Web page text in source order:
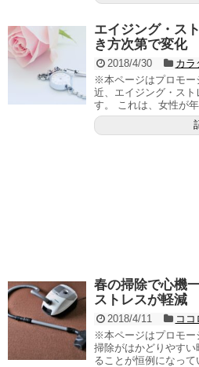
エイジング・ス
き方次第で変化
2018/4/30 カラ
※本ページはプロモー
近、エイジング・スト
す。 これは、女性が
春の掃除で心機
ストレスが軽減
2018/4/11 ココ
※本ページはプロモー
掃除がはかどりやす
ることが恒例になって